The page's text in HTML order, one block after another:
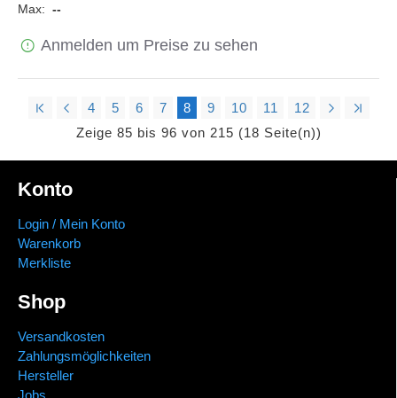
Max: --
Anmelden um Preise zu sehen
4 5 6 7 8 9 10 11
12
Zeige 85 bis 96 von 215 (18 Seite(n))
Konto
Login / Mein Konto
Warenkorb
Merkliste
Shop
Versandkosten
Zahlungsmöglichkeiten
Hersteller
Jobs